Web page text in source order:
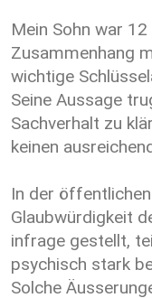
Mein Sohn war
Zusammenhang
wichtige
Seine Aussage
Sachverhalt zu
keinen
In der
Glaubwürdigkeit
infrage gestellt,
psychisch stark
Solche